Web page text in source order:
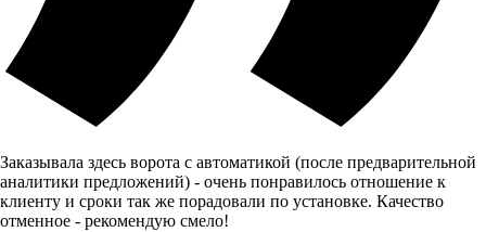
Заказывала здесь ворота с автоматикой (после предварительной
аналитики предложений) - очень понравилось отношение к
клиенту и сроки так же порадовали по установке. Качество
отменное - рекомендую смело!